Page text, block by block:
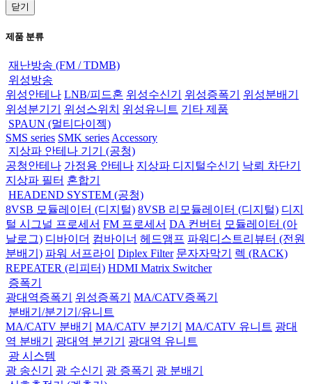
닫기
제품 분류
재난방송 (FM / TDMB)
위성방송
위성안테나 LNB/피드혼 위성수신기 위성증폭기
위성분배기
위성분기기
위성스위치 위성유니트 기타 제품
SPAUN (멀티다이젝)
SMS series SMK series Accessory
지상파 안테나 기기 (공청)
공청안테나 가정용 안테나 지상파 디지털수신기
낙뢰 차단기
지상파 필터 혼합기
HEADEND SYSTEM (공청)
8VSB 모듈레이터 (디지털) 8VSB 리모듈레이터 (디지털) 디지
털 시그널 프로세서 FM 프로세서 DA 컨버터 모듈레이터 (아
날로그) 디바이더 컴바이너 헤드앰프 파워디스트리뷰터 (전원
분배기) 파워 서프라이 Diplex Filter 문자자막기
렉 (RACK)
REPEATER (리피터) HDMI Matrix Switcher
증폭기
광대역증폭기
위성증폭기
MA/CATV증폭기
분배기/분기기/유니트
MA/CATV 분배기
MA/CATV 분기기 MA/CATV 유니트 광대
역 분배기
광대역 분기기
광대역 유니트
광 시스템
광 송신기
광 수신기 광 증폭기
광 분배기